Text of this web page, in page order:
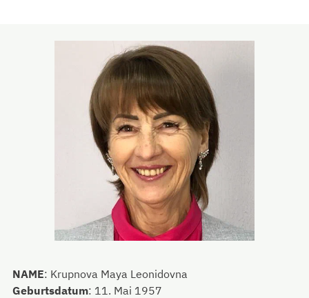
NAME: Krupnova Maya Leonidovna
Geburtsdatum: 11. Mai 1957